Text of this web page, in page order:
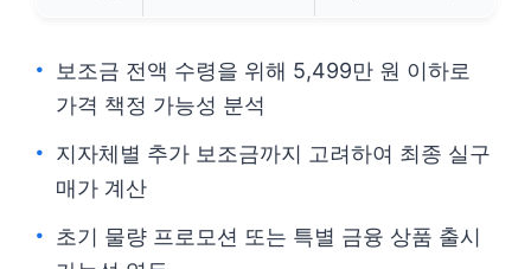
보조금 전액 수령을 위해 5,499만 원 이하로
가격 책정 가능성 분석
지자체별 추가 보조금까지 고려하여 최종 실구
매가 계산
초기 물량 프로모션 또는 특별 금융 상품 출시